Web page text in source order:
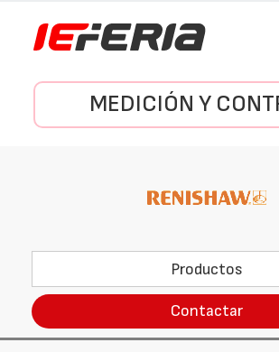
MEDICIÓN Y
Productos
Contactar